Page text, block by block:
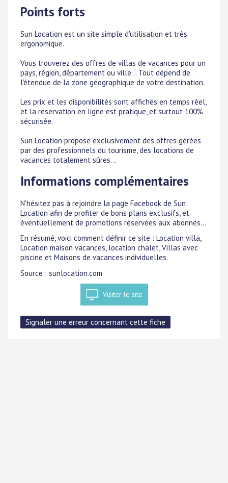
Points forts
Sun Location est un site simple d'utilisation et très
ergonomique.
Vous trouverez des offres de villas de vacances pour un
pays, région, département ou ville... Tout dépend de
l'étendue de la zone géographique de votre destination.
Les prix et les disponibilités sont affichés en temps réel,
et la réservation en ligne est pratique, et surtout 100%
sécurisée.
Sun Location propose exclusivement des offres gérées
par des professionnels du tourisme, des locations de
vacances totalement sûres...
Informations complémentaires
N'hésitez pas à rejoindre la page Facebook de Sun
Location afin de profiter de bons plans exclusifs, et
éventuellement de promotions réservées aux abonnés...
En résumé, voici comment définir ce site : Location villa,
Location maison vacances, location chalet, Villas avec
piscine et Maisons de vacances individuelles.
Source : sunlocation.com
Visiter le site